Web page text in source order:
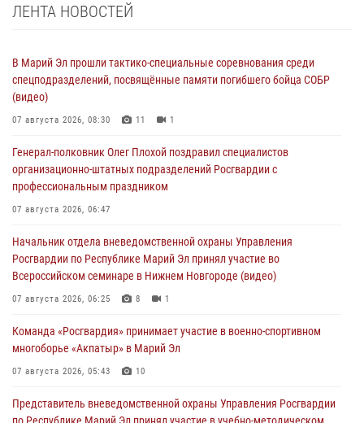
ЛЕНТА НОВОСТЕЙ
В Марий Эл прошли тактико-специальные соревнования среди
спецподразделений, посвящённые памяти погибшего бойца СОБР
(видео)
07 августа 2026, 08:30 11 1
Генерал-полковник Олег Плохой поздравил специалистов
организационно-штатных подразделений Росгвардии с
профессиональным праздником
07 августа 2026, 06:47
Начальник отдела вневедомственной охраны Управления
Росгвардии по Республике Марий Эл принял участие во
Всероссийском семинаре в Нижнем Новгороде (видео)
07 августа 2026, 06:25 8 1
Команда «Росгвардия» принимает участие в военно-спортивном
многоборье «Акпатыр» в Марий Эл
07 августа 2026, 05:43 10
Представитель вневедомственной охраны Управления Росгвардии
по Республике Марий Эл принял участие в учебно-методическом